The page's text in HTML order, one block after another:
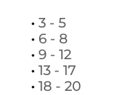
• 3 - 5
• 6 - 8
• 9 - 12
• 13 - 17
• 18 - 20